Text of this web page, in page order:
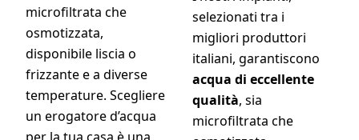
microfiltrata che
osmotizzata,
disponibile liscia o
frizzante e a diverse
temperature. Scegliere
un erogatore d’acqua
selezionati tra i
migliori produttori
italiani, garantiscono
acqua di eccellente
qualità, sia
microfiltrata che